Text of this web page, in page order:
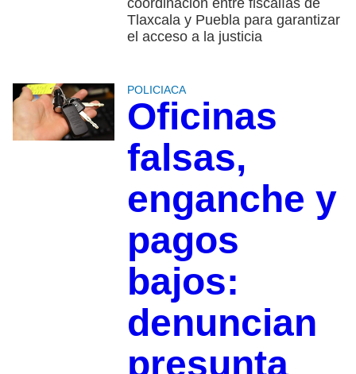
Tlaxcala y Puebla para garantizar
el acceso a la justicia
POLICIACA
Oficinas
falsas,
enganche y
pagos
bajos:
denuncian
presunta